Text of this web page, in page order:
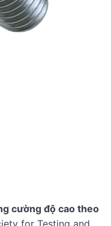
cường độ cao theo
for Testing and